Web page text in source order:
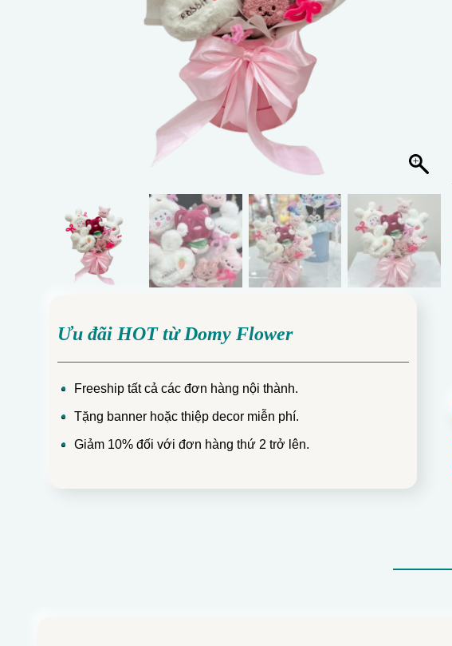
Ưu đãi HOT từ Domy Flower
Freeship tất cả các đơn hàng nội thành.
Tặng banner hoặc thiệp decor miễn phí.
Giảm 10% đối với đơn hàng thứ 2 trở lên.